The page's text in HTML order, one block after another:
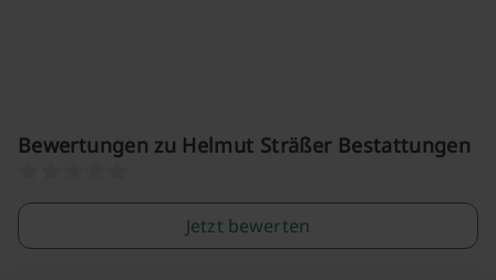
Bewertungen zu Helmut Sträßer Bestattungen
Jetzt bewerten